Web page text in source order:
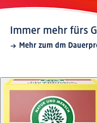
Immer mehr fürs
Mehr zum dm